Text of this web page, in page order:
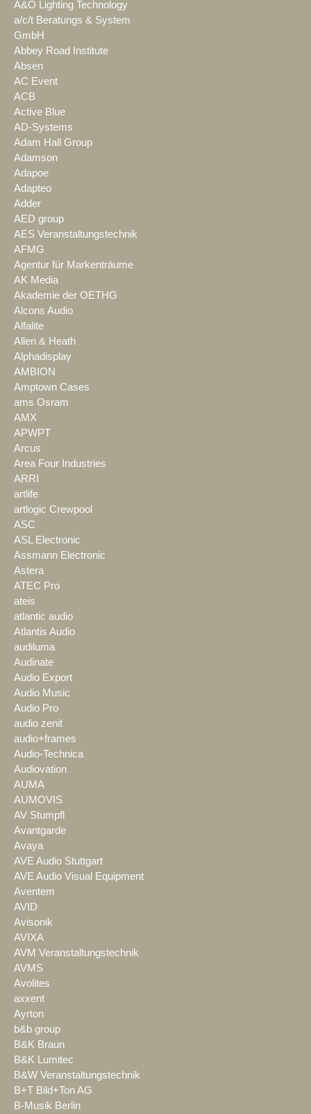
A&O Lighting Technology
a/c/t Beratungs & System
GmbH
Abbey Road Institute
Absen
AC Event
ACB
Active Blue
AD-Systems
Adam Hall Group
Adamson
Adapoe
Adapteo
Adder
AED group
AES Veranstaltungstechnik
AFMG
Agentur für Markenträume
AK Media
Akademie der OETHG
Alcons Audio
Alfalite
Allen & Heath
Alphadisplay
AMBION
Amptown Cases
ams Osram
AMX
APWPT
Arcus
Area Four Industries
ARRI
artlife
artlogic Crewpool
ASC
ASL Electronic
Assmann Electronic
Astera
ATEC Pro
ateis
atlantic audio
Atlantis Audio
audiluma
Audinate
Audio Export
Audio Music
Audio Pro
audio zenit
audio+frames
Audio-Technica
Audiovation
AUMA
AUMOVIS
AV Stumpfl
Avantgarde
Avaya
AVE Audio Stuttgart
AVE Audio Visual Equipment
Aventem
AVID
Avisonik
AVIXA
AVM Veranstaltungstechnik
AVMS
Avolites
axxent
Ayrton
b&b group
B&K Braun
B&K Lumitec
B&W Veranstaltungstechnik
B+T Bild+Ton AG
B-Musik Berlin